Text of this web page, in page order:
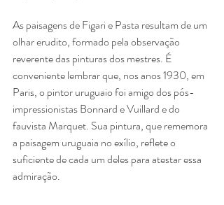
As paisagens de Figari e Pasta resultam de um
olhar erudito, formado pela observação
reverente das pinturas dos mestres. É
conveniente lembrar que, nos anos 1930, em
Paris, o pintor uruguaio foi amigo dos pós-
impressionistas Bonnard e Vuillard e do
fauvista Marquet. Sua pintura, que rememora
a paisagem uruguaia no exílio, reflete o
suficiente de cada um deles para atestar essa
admiração.